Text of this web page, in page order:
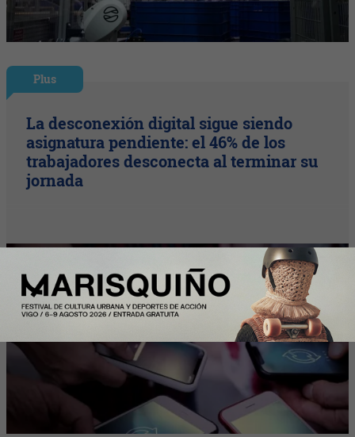
Plus
La desconexión digital sigue siendo
asignatura pendiente: el 46% de los
trabajadores desconecta al terminar su
jornada